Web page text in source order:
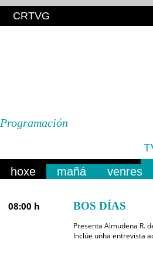
CRTVG
Programación
hoxe mañá venres
08:00 h BOS DÍAS
Presenta Almudena R.
Inclúe unha entrevista